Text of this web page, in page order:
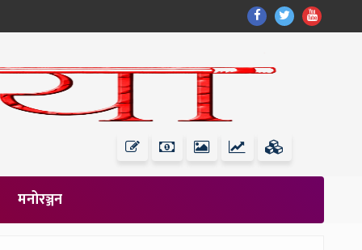
Find
Us
Facebook
Find
Us
Find
Us
मनोरञ्जन